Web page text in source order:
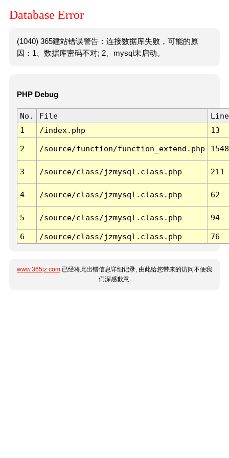
Database Error
(1040) 365建站错误警告：连接数据库失败，可能的原
因：1、数据库密码不对; 2、mysql未启动。
PHP Debug
No. File
Line
1
/index.php 13
2 /source/function/function_extend.php 1548
3 /source/class/jzmysql.class.php 211
4 /source/class/jzmysql.class.php 62
5 /source/class/jzmysql.class.php 94
6 /source/class/jzmysql.class.php 76
www.365jz.com 已经将此出错信息详细记录, 由此给您带来的访问不便我
们深感歉意.